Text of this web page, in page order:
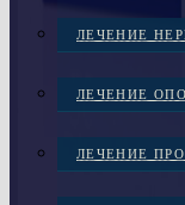
ЛЕЧЕНИЕ
ЛЕЧЕНИЕ
ЛЕЧЕНИЕ